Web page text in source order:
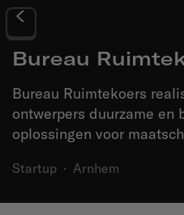
Bureau
Bureau Ruimtekoers
ontwerpers duurzame en
oplossingen voor
Startup · Arnhem